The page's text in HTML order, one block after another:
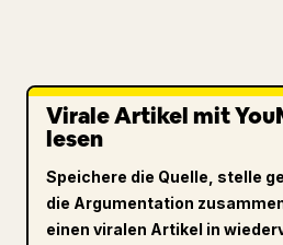
Virale Artikel mit
lesen
Speichere die Quelle, stelle
die Argumentation
einen viralen Artikel in